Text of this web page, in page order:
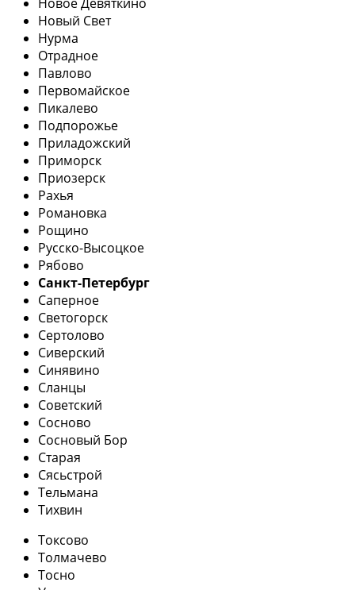
Новый Свет
Нурма
Отрадное
Павлово
Первомайское
Пикалево
Подпорожье
Приладожский
Приморск
Приозерск
Рахья
Романовка
Рощино
Русско-Высоцкое
Рябово
Санкт-Петербург
Саперное
Светогорск
Сертолово
Сиверский
Синявино
Сланцы
Советский
Сосново
Сосновый Бор
Старая
Сясьстрой
Тельмана
Тихвин
Токсово
Толмачево
Тосно